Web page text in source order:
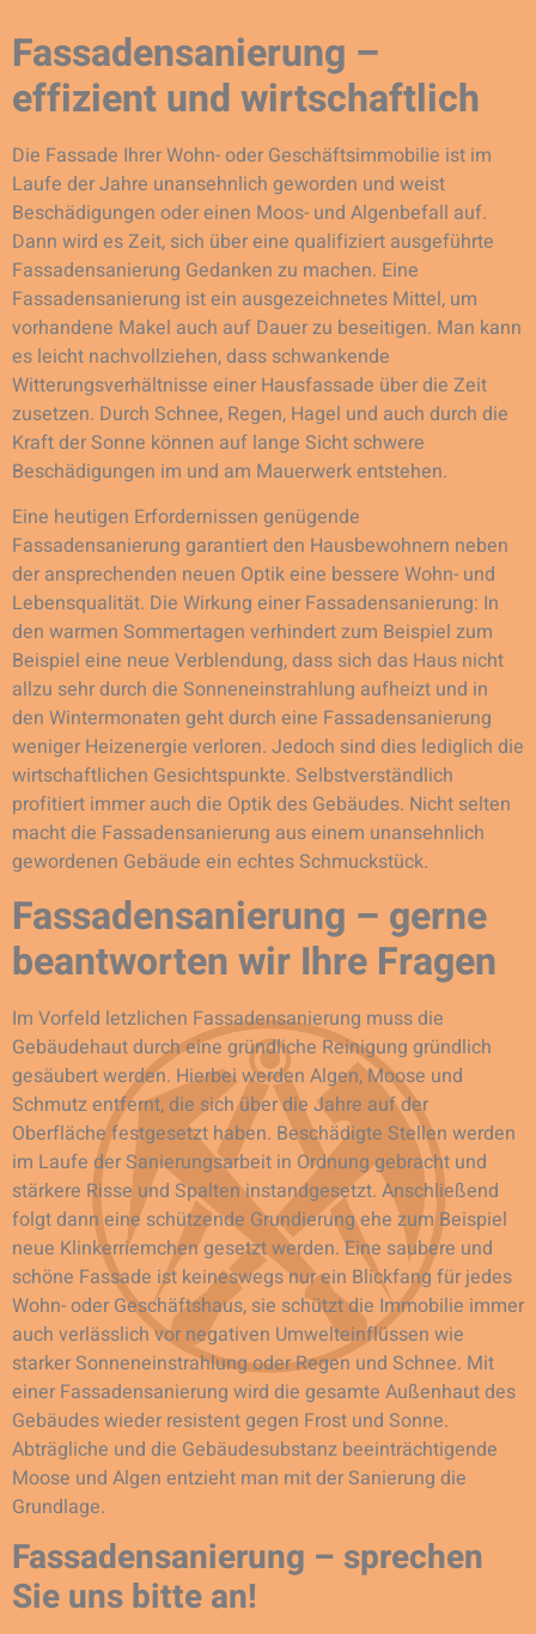
Fassadensanierung –
effizient und wirtschaftlich
Die Fassade Ihrer Wohn- oder Geschäftsimmobilie ist im
Laufe der Jahre unansehnlich geworden und weist
Beschädigungen oder einen Moos- und Algenbefall auf.
Dann wird es Zeit, sich über eine qualifiziert ausgeführte
Fassadensanierung Gedanken zu machen. Eine
Fassadensanierung ist ein ausgezeichnetes Mittel, um
vorhandene Makel auch auf Dauer zu beseitigen. Man kann
es leicht nachvollziehen, dass schwankende
Witterungsverhältnisse einer Hausfassade über die Zeit
zusetzen. Durch Schnee, Regen, Hagel und auch durch die
Kraft der Sonne können auf lange Sicht schwere
Beschädigungen im und am Mauerwerk entstehen.
Eine heutigen Erfordernissen genügende
Fassadensanierung garantiert den Hausbewohnern neben
der ansprechenden neuen Optik eine bessere Wohn- und
Lebensqualität. Die Wirkung einer Fassadensanierung: In
den warmen Sommertagen verhindert zum Beispiel zum
Beispiel eine neue Verblendung, dass sich das Haus nicht
allzu sehr durch die Sonneneinstrahlung aufheizt und in
den Wintermonaten geht durch eine Fassadensanierung
weniger Heizenergie verloren. Jedoch sind dies lediglich die
wirtschaftlichen Gesichtspunkte. Selbstverständlich
profitiert immer auch die Optik des Gebäudes. Nicht selten
macht die Fassadensanierung aus einem unansehnlich
gewordenen Gebäude ein echtes Schmuckstück.
Fassadensanierung – gerne
beantworten wir Ihre Fragen
Im Vorfeld letzlichen Fassadensanierung muss die
Gebäudehaut durch eine gründliche Reinigung gründlich
gesäubert werden. Hierbei werden Algen, Moose und
Schmutz entfernt, die sich über die Jahre auf der
Oberfläche festgesetzt haben. Beschädigte Stellen werden
im Laufe der Sanierungsarbeit in Ordnung gebracht und
stärkere Risse und Spalten instandgesetzt. Anschließend
folgt dann eine schützende Grundierung ehe zum Beispiel
neue Klinkerriemchen gesetzt werden. Eine saubere und
schöne Fassade ist keineswegs nur ein Blickfang für jedes
Wohn- oder Geschäftshaus, sie schützt die Immobilie immer
auch verlässlich vor negativen Umwelteinflüssen wie
starker Sonneneinstrahlung oder Regen und Schnee. Mit
einer Fassadensanierung wird die gesamte Außenhaut des
Gebäudes wieder resistent gegen Frost und Sonne.
Abträgliche und die Gebäudesubstanz beeinträchtigende
Moose und Algen entzieht man mit der Sanierung die
Grundlage.
Fassadensanierung – sprechen
Sie uns bitte an!